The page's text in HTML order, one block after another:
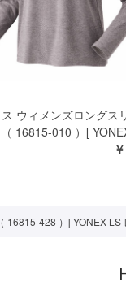
ウィメンズロングス
16815-010 ）[
16815-428 ）[ YONEX LS